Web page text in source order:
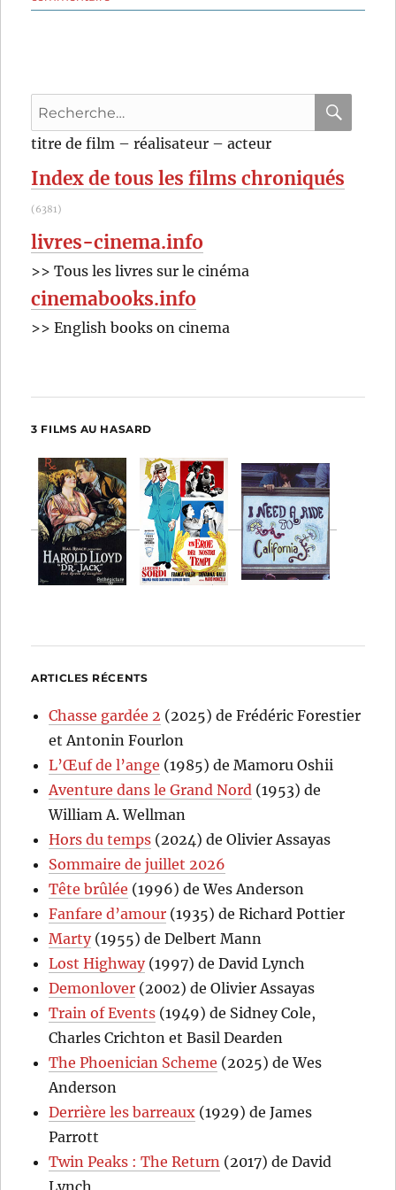
Un
de
de
Recherche
pour
titre de film – réalisateur – acteur
Index de tous les films chroniqués
(6381)
livres-cinema.info
>> Tous les livres sur le cinéma
cinemabooks.info
>> English books on cinema
3 FILMS AU HASARD
ARTICLES RÉCENTS
Chasse gardée 2 (2025) de Frédéric Forestier
et Antonin Fourlon
L’Œuf de l’ange (1985) de Mamoru Oshii
Aventure dans le Grand Nord (1953) de
William A. Wellman
Hors du temps (2024) de Olivier Assayas
Sommaire de juillet 2026
Tête brûlée (1996) de Wes Anderson
Fanfare d’amour (1935) de Richard Pottier
Marty(1955) de Delbert Mann
Lost Highway(1997) de David Lynch
Demonlover (2002) de Olivier Assayas
Train of Events (1949) de Sidney Cole,
Charles Crichton et Basil Dearden
The Phoenician Scheme (2025) de Wes
Anderson
Derrière les barreaux (1929) de James
Parrott
Twin Peaks : The Return (2017) de David